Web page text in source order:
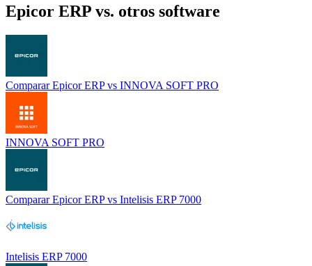
Epicor ERP vs. otros software
Comparar Epicor ERPvs INNOVA SOFT PRO
INNOVA SOFT PRO
Comparar Epicor ERPvs Intelisis ERP 7000
Intelisis ERP 7000